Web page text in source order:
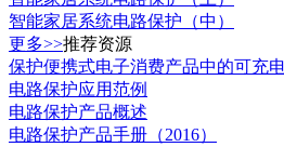
智能家居系统电路保护（中）
更多>>推荐资源
保护便携式电子消费产品中的可充
电路保护应用范例
电路保护产品概述
电路保护产品手册（2016）